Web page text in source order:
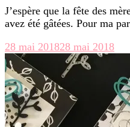
J’espère que la fête des
avez été gâtées. Pour ma
28 mai 201828 mai 2018